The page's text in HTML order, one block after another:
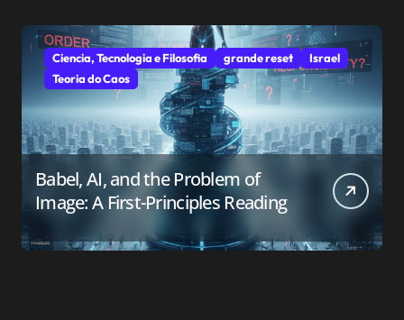
Ciencia, Tecnologia e Filosofia grande reset
Israel
Teoria do Caos
Babel, AI, and the Problem of
Image: A First-Principles Reading